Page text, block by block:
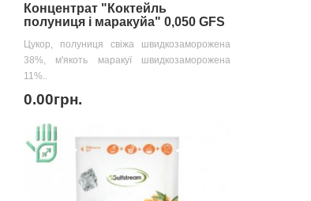
Концентрат "Коктейль
полуниця і маракуйа" 0,050 GFS
Цукор, полуниця свіжа швидкозаморожена
38%, м'якоть маракуї швидкозаморожена
11%..
0.00грн.